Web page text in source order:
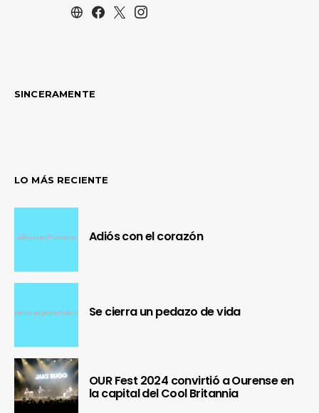
SINCERAMENTE
LO MÁS RECIENTE
Adiós con el corazón
Se cierra un pedazo de vida
OUR Fest 2024 convirtió a Ourense en
la capital del Cool Britannia